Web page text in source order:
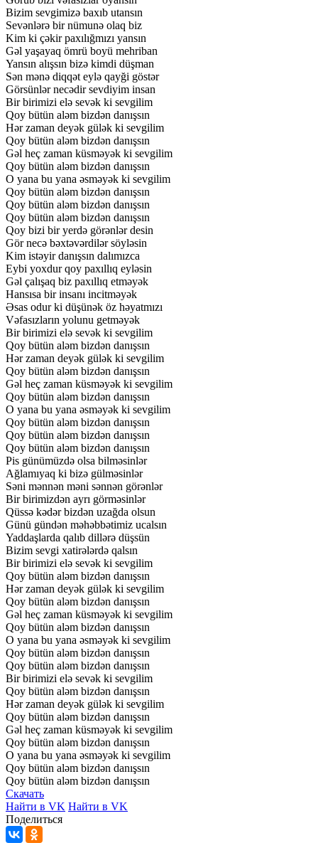
Bizim sevgimizə baxıb utansın
Sevənlərə bir nümunə olaq biz
Kim ki çəkir paxılığmızı yansın
Gəl yaşayaq ömrü boyü mehriban
Yansın alışsın bizə kimdi düşman
Sən mənə diqqət eylə qayği göstər
Görsünlər necədir sevdiyim insan
Bir birimizi elə sevək ki sevgilim
Qoy bütün aləm bizdən danışsın
Hər zaman deyək gülək ki sevgilim
Qoy bütün aləm bizdən danışsın
Gəl heç zaman küsməyək ki sevgilim
Qoy bütün aləm bizdən danışsın
O yana bu yana əsməyək ki sevgilim
Qoy bütün aləm bizdən danışsın
Qoy bütün aləm bizdən danışsın
Qoy bütün aləm bizdən danışsın
Qoy bizi bir yerdə görənlər desin
Gör necə bəxtəvərdilər söyləsin
Kim istəyir danışsın dalımızca
Eybi yoxdur qoy paxıllıq eyləsin
Gəl çalışaq biz paxıllıq etməyək
Hansısa bir insanı incitməyək
Əsas odur ki düşünək öz həyatmızı
Vəfasızların yolunu getməyək
Bir birimizi elə sevək ki sevgilim
Qoy bütün aləm bizdən danışsın
Hər zaman deyək gülək ki sevgilim
Qoy bütün aləm bizdən danışsın
Gəl heç zaman küsməyək ki sevgilim
Qoy bütün aləm bizdən danışsın
O yana bu yana əsməyək ki sevgilim
Qoy bütün aləm bizdən danışsın
Qoy bütün aləm bizdən danışsın
Qoy bütün aləm bizdən danışsın
Pis günümüzdə olsa bilməsinlər
Ağlamıyaq ki bizə gülməsinlər
Səni mənnən məni sənnən görənlər
Bir birimizdən ayrı görməsinlər
Qüssə kədər bizdən uzağda olsun
Günü gündən məhəbbətimiz ucalsın
Yaddaşlarda qalıb dillərə düşsün
Bizim sevgi xatirələrdə qalsın
Bir birimizi elə sevək ki sevgilim
Qoy bütün aləm bizdən danışsın
Hər zaman deyək gülək ki sevgilim
Qoy bütün aləm bizdən danışsın
Gəl heç zaman küsməyək ki sevgilim
Qoy bütün aləm bizdən danışsın
O yana bu yana əsməyək ki sevgilim
Qoy bütün aləm bizdən danışsın
Qoy bütün aləm bizdən danışsın
Bir birimizi elə sevək ki sevgilim
Qoy bütün aləm bizdən danışsın
Hər zaman deyək gülək ki sevgilim
Qoy bütün aləm bizdən danışsın
Gəl heç zaman küsməyək ki sevgilim
Qoy bütün aləm bizdən danışsın
O yana bu yana əsməyək ki sevgilim
Qoy bütün aləm bizdən danışsın
Qoy bütün aləm bizdən danışsın
Скачать
Найти в VK Найти в VK
Поделиться